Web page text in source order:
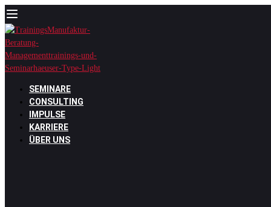
Zum
Inhalt
springen
SEMINARE
CONSULTING
IMPULSE
KARRIERE
ÜBER UNS